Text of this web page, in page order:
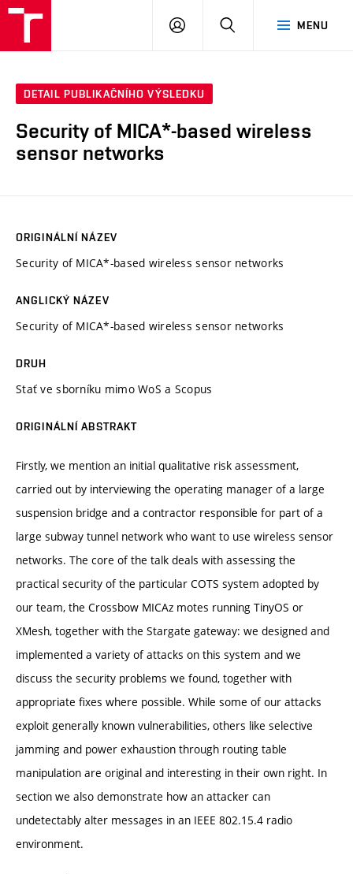
MENU
PŘIHLÁSIT
DETAIL PUBLIKAČNÍHO VÝSLEDKU
Security of MICA*-based wireless
sensor networks
ORIGINÁLNÍ NÁZEV
Security of MICA*-based wireless sensor networks
ANGLICKÝ NÁZEV
Security of MICA*-based wireless sensor networks
DRUH
Stať ve sborníku mimo WoS a Scopus
ORIGINÁLNÍ ABSTRAKT
Firstly, we mention an initial qualitative risk assessment,
carried out by interviewing the operating manager of a large
suspension bridge and a contractor responsible for part of a
large subway tunnel network who want to use wireless sensor
networks. The core of the talk deals with assessing the
practical security of the particular COTS system adopted by
our team, the Crossbow MICAz motes running TinyOS or
XMesh, together with the Stargate gateway: we designed and
implemented a variety of attacks on this system and we
discuss the security problems we found, together with
appropriate fixes where possible. While some of our attacks
exploit generally known vulnerabilities, others like selective
jamming and power exhaustion through routing table
manipulation are original and interesting in their own right. In
section we also demonstrate how an attacker can
undetectably alter messages in an IEEE 802.15.4 radio
environment.